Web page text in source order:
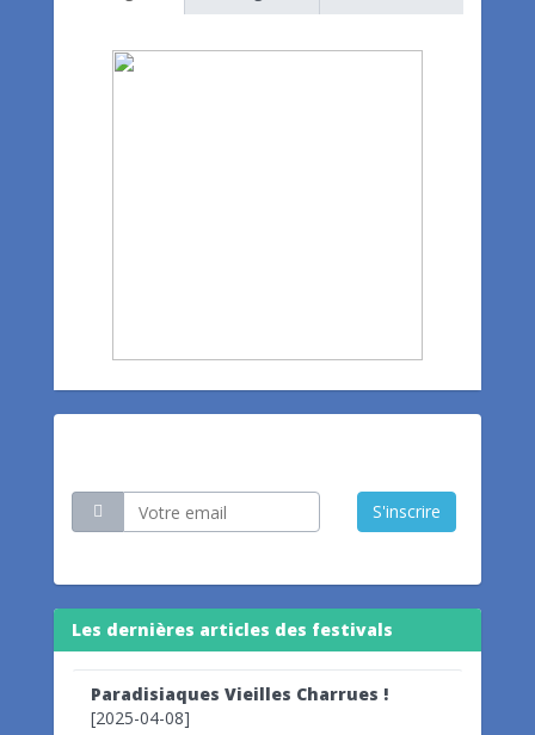
S'inscrire
Les dernières articles des festivals
Paradisiaques Vieilles Charrues !
[2025-04-08]